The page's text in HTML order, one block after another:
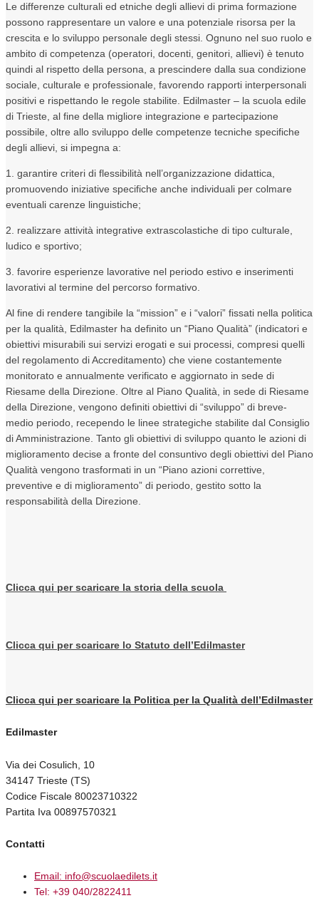
Le differenze culturali ed etniche degli allievi di prima formazione
possono rappresentare un valore e una potenziale risorsa per la
crescita e lo sviluppo personale degli stessi. Ognuno nel suo ruolo e
ambito di competenza (operatori, docenti, genitori, allievi) è tenuto
quindi al rispetto della persona, a prescindere dalla sua condizione
sociale, culturale e professionale, favorendo rapporti interpersonali
positivi e rispettando le regole stabilite. Edilmaster – la scuola edile
di Trieste, al fine della migliore integrazione e partecipazione
possibile, oltre allo sviluppo delle competenze tecniche specifiche
degli allievi, si impegna a:
1. garantire criteri di flessibilità nell’organizzazione didattica,
promuovendo iniziative specifiche anche individuali per colmare
eventuali carenze linguistiche;
2. realizzare attività integrative extrascolastiche di tipo culturale,
ludico e sportivo;
3. favorire esperienze lavorative nel periodo estivo e inserimenti
lavorativi al termine del percorso formativo.
Al fine di rendere tangibile la “mission” e i “valori” fissati nella politica
per la qualità, Edilmaster ha definito un “Piano Qualità” (indicatori e
obiettivi misurabili sui servizi erogati e sui processi, compresi quelli
del regolamento di Accreditamento) che viene costantemente
monitorato e annualmente verificato e aggiornato in sede di
Riesame della Direzione. Oltre al Piano Qualità, in sede di Riesame
della Direzione, vengono definiti obiettivi di “sviluppo” di breve-
medio periodo, recependo le linee strategiche stabilite dal Consiglio
di Amministrazione. Tanto gli obiettivi di sviluppo quanto le azioni di
miglioramento decise a fronte del consuntivo degli obiettivi del Piano
Qualità vengono trasformati in un “Piano azioni correttive,
preventive e di miglioramento” di periodo, gestito sotto la
responsabilità della Direzione.
Clicca qui per scaricare la storia della scuola
Clicca qui per scaricare lo Statuto dell’Edilmaster
Clicca qui per scaricare la Politica per la Qualità dell’Edilmaster
Edilmaster
Via dei Cosulich, 10
34147 Trieste (TS)
Codice Fiscale 80023710322
Partita Iva 00897570321
Contatti
Email: info@scuolaedilets.it
Tel: +39 040/2822411